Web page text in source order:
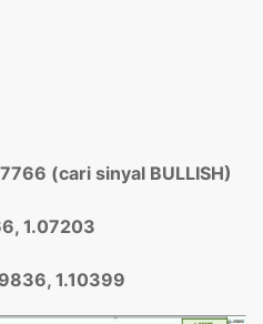
(cari sinyal BULLISH)
1.07203
1.10399